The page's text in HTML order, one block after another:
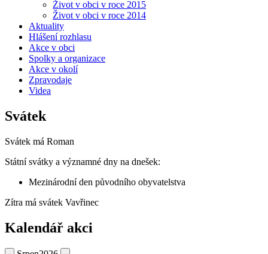
Život v obci v roce 2015
Život v obci v roce 2014
Aktuality
Hlášení rozhlasu
Akce v obci
Spolky a organizace
Akce v okolí
Zpravodaje
Videa
Svátek
Svátek má Roman
Státní svátky a významné dny na dnešek:
Mezinárodní den původního obyvatelstva
Zítra má svátek Vavřinec
Kalendář akci